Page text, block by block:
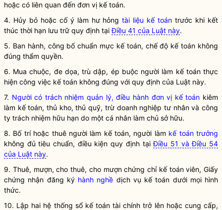
hoặc có liên quan đến đơn vị kế toán.
4. Hủy bỏ hoặc cố ý làm hư hỏngtài liệu kế toán trước khi kết
thúc thời hạn lưu trữ quy định tạiĐiều 41 của Luật này.
5. Ban hành, công bố chuẩn mực kế toán, chế độ kế toán không
đúng thẩm quyền.
6. Mua chuộc, đe dọa, trù dập, ép buộc người làm kế toánthực
hiện công việc kế toán không đúng với quy định của Luật này.
7. Người có trách nhiệm quản lý, điều hành đơn vị kế toán kiêm
làm kế toán, thủ kho, thủ quỹ, trừ doanh nghiệp tư nhân và công
ty trách nhiệm hữu hạn do một cá nhân làm chủ sở hữu.
8. Bố trí hoặc thuê người làm kế toán, người làm kế toán trưởng
không đủ tiêu chuẩn, điều kiện quy định tạiĐiều 51 và Điều 54
của Luật này.
9. Thuê, mượn, cho thuê, cho mượn chứng chỉ kế toánviên, Giấy
chứng nhận đăng ký hành nghề dịch vụ kế toán dưới mọi hình
thức.
10. Lập hai hệ thống sổ kế toán tài chính trở lên hoặc cung cấp,